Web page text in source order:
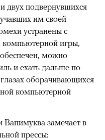
двух подвернувшихся
им своей
устранены с
игры,
можно
и ехать дальше по
оборачивающихся
компьютерной
замечает в
прессы: